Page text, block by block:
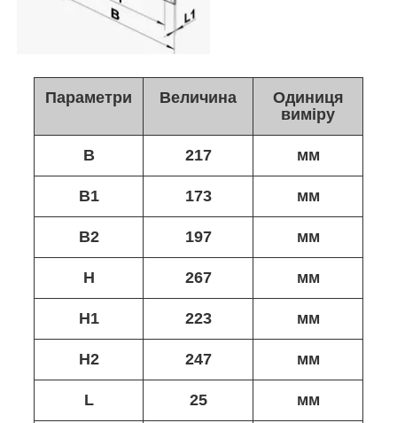
Параметри Величина
Одиниця
виміру
B 217 мм
B1 173 мм
B2 197 мм
H 267 мм
H1 223 мм
H2 247 мм
L 25 мм